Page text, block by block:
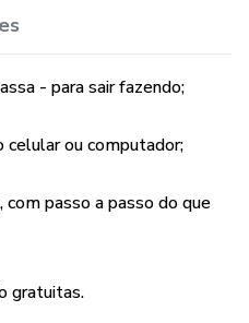
para você.
marketing (analistas,
Precisa validar!
- para sair fazendo;
ou computador;
passo a passo do que
gratuitas.